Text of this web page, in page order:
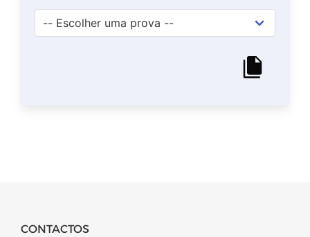
CONTACTOS